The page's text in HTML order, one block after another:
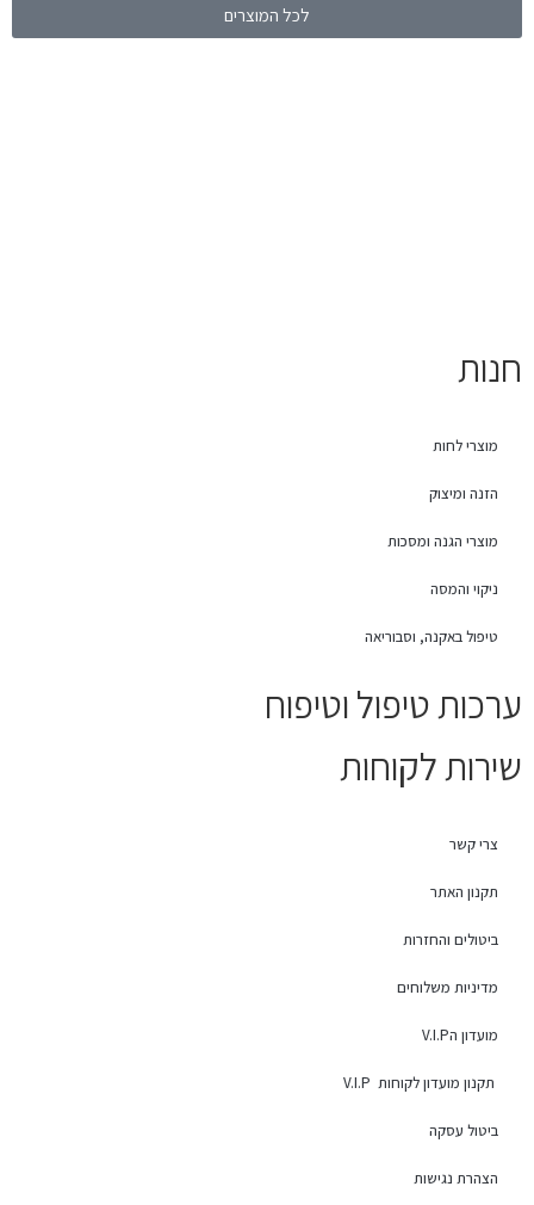
לכל המוצרים
חנות
מוצרי לחות
הזנה ומיצוק
מוצרי הגנה ומסכות
ניקוי והמסה
טיפול באקנה, וסבוריאה
ערכות טיפול וטיפוח
שירות לקוחות
צרי קשר
תקנון האתר
ביטולים והחזרות
מדיניות משלוחים
מועדון הV.I.P
תקנון מועדון לקוחות V.I.P
ביטול עסקה
הצהרת נגישות